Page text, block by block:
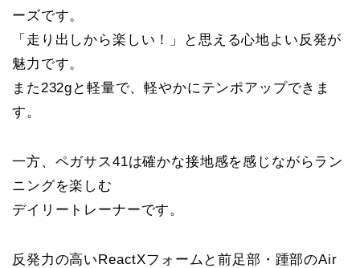
ーズです。
「走り出しから楽しい！」と思える心地よい反発が
魅力です。
また232gと軽量で、軽やかにテンポアップできま
す。
一方、ペガサス41は確かな接地感を感じながらラン
ニングを楽しむ
デイリートレーナーです。
反発力の高いReactXフォームと前足部・踵部のAir